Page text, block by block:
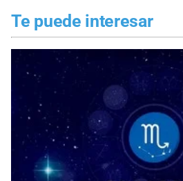
Te puede interesar